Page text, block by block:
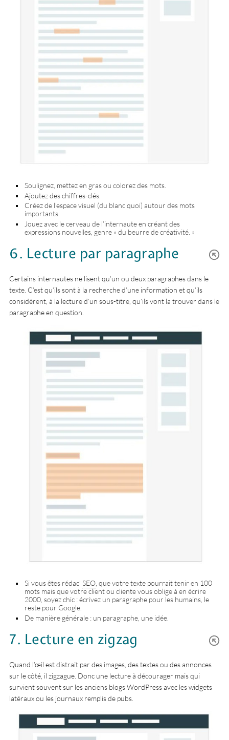
Soulignez, mettez en gras ou colorez des mots.
Ajoutez des chiffres-clés.
Créez de l’espace visuel (du blanc quoi) autour des mots
importants.
Jouez avec le cerveau de l’internaute en créant des
expressions nouvelles, genre « du beurre de créativité. »
6. Lecture par paragraphe
Certains internautes ne lisent qu’un ou deux paragraphes dans le
texte. C’est qu’ils sont à la recherche d’une information et qu’ils
considèrent, à la lecture d’un sous-titre, qu’ils vont la trouver dans le
paragraphe en question.
Si vous êtes rédac’SEO , que votre texte pourrait tenir en 100
mots mais que votre client ou cliente vous oblige à en écrire
2000, soyez chic : écrivez un paragraphe pour les humains, le
reste pour Google.
De manière générale : un paragraphe, une idée.
7. Lecture en zigzag
Quand l’œil est distrait par des images, des textes ou des annonces
sur le côté, il zigzague. Donc une lecture à décourager mais qui
survient souvent sur les anciens blogs WordPress avec les widgets
latéraux ou les journaux remplis de pubs.